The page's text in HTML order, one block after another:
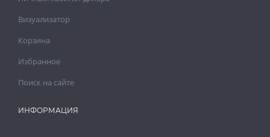
Визуализатор
Корзина
Избранное
Поиск на сайте
ИНФОРМАЦИЯ